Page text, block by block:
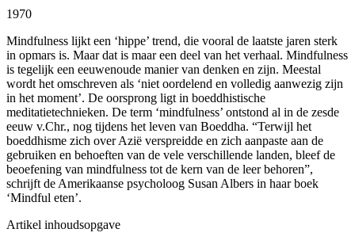
1970
Mindfulness lijkt een ‘hippe’ trend, die vooral de laatste jaren sterk
in opmars is. Maar dat is maar een deel van het verhaal. Mindfulness
is tegelijk een eeuwenoude manier van denken en zijn. Meestal
wordt het omschreven als ‘niet oordelend en volledig aanwezig zijn
in het moment’. De oorsprong ligt in boeddhistische
meditatietechnieken. De term ‘mindfulness’ ontstond al in de zesde
eeuw v.Chr., nog tijdens het leven van Boeddha. “Terwijl het
boeddhisme zich over Azië verspreidde en zich aanpaste aan de
gebruiken en behoeften van de vele verschillende landen, bleef de
beoefening van mindfulness tot de kern van de leer behoren”,
schrijft de Amerikaanse psycholoog Susan Albers in haar boek
‘Mindful eten’.
Artikel inhoudsopgave